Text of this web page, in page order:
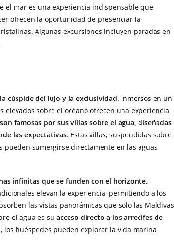
el mar es una experiencia indispensable que
ofrecen la oportunidad de presenciar la
Algunas excursiones incluyen paradas en
cúspide del lujo y la exclusividad. Inmersos en un
sobre el océano ofrecen una experiencia
famosas por sus villas sobre el agua, diseñadas
las expectativas. Estas villas, suspendidas sobre
pueden sumergirse directamente en las aguas
infinitas que se funden con el horizonte,
elevan la experiencia, permitiendo a los
las vistas panorámicas que solo las Maldivas
el agua es su acceso directo a los arrecifes de
los huéspedes pueden explorar la vida marina